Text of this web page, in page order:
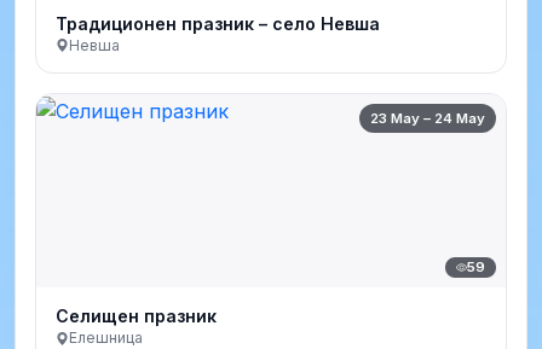
Традиционен празник – село Невша
Невша
23 May – 24 May
59
Селищен празник
Елешница